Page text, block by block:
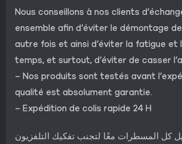
Nous conseillons à nos clients
ensemble afin d’éviter le démontage
autre fois et ainsi d’éviter la fatigue et
temps, et surtout, d’éviter de casser
– Nos produits sont testés avant
qualité est absolument garantie.
– Expédition de colis rapide 24 H
كل المسطرات معًا لتجنب تفكيك التلفزيون